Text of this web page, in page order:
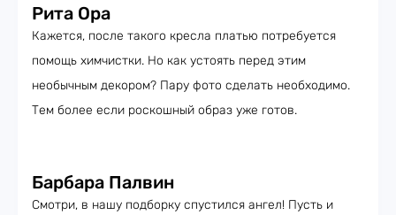
Рита Ора
Кажется, после такого кресла платью потребуется
помощь химчистки. Но как устоять перед этим
необычным декором? Пару фото сделать необходимо.
Тем более если роскошный образ уже готов.
Барбара Палвин
Смотри, в нашу подборку спустился ангел! Пусть и